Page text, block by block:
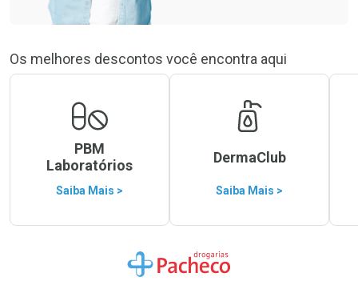
Os melhores descontos você encontra aqui
PBM
Laboratórios
Saiba Mais >
DermaClub
Saiba Mais >
Ir para a Home